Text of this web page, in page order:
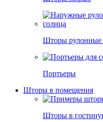
Шторы рулонные
Портьеры
Шторы в помещения
Шторы в